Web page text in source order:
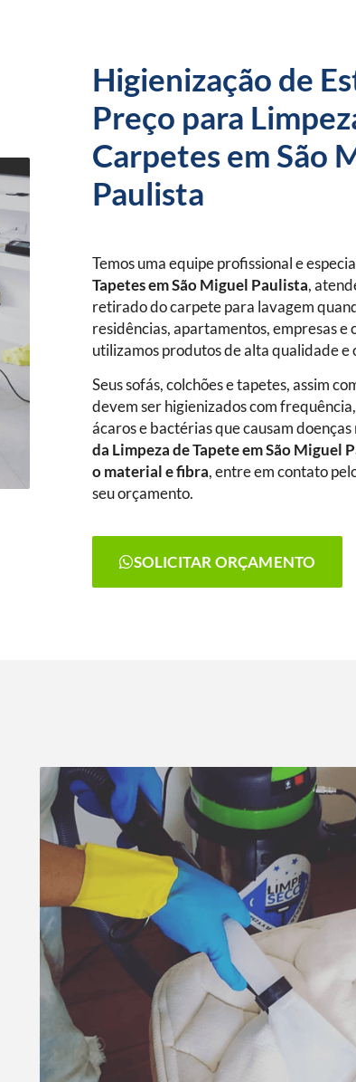
Higienização de
Preço para
Carpetes em São
Paulista
Temos uma equipe profissional e
Tapetesem São Miguel Paulista,
retirado do carpete para lavagem
residências, apartamentos, empresas e
utilizamos produtos de alta qualidade e
Seus sofás, colchões e tapetes, assim
devem ser higienizados com
ácaros e bactérias que causam
da Limpeza de Tapeteem São Miguel
o material e fibra, entre em contato
seu orçamento.
SOLICITAR ORÇAMENTO